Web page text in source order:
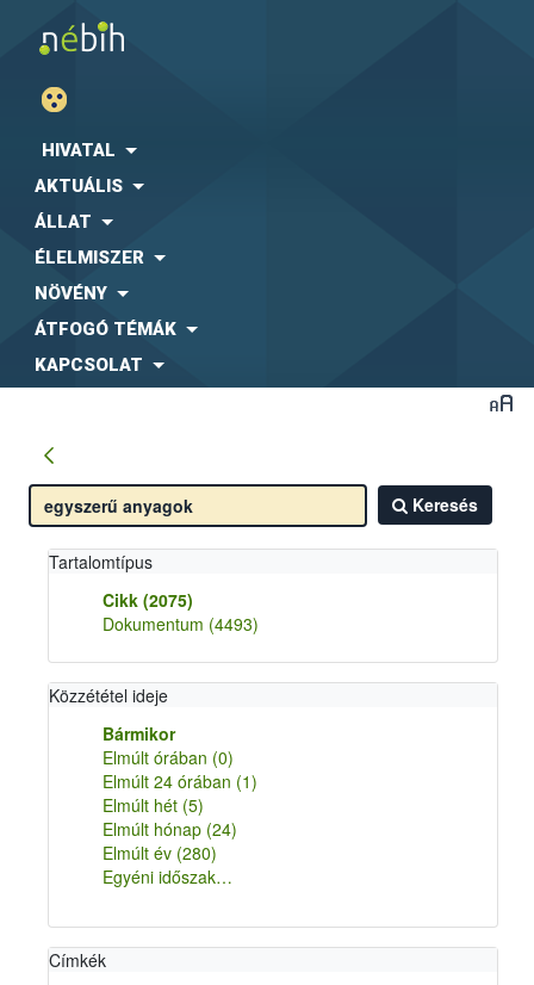
HIVATAL
AKTUÁLIS
ÁLLAT
ÉLELMISZER
NÖVÉNY
ÁTFOGÓ TÉMÁK
KAPCSOLAT
Keresés
Tartalomtípus
Cikk (2075)
Dokumentum (4493)
Közzététel ideje
Bármikor
Elmúlt órában (0)
Elmúlt 24 órában (1)
Elmúlt hét (5)
Elmúlt hónap (24)
Elmúlt év (280)
Egyéni időszak…
Címkék